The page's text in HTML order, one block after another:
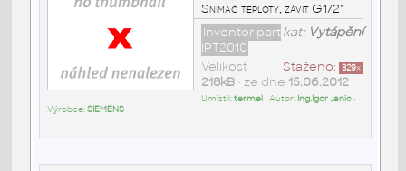
Snímač teploty, závit G1/2"
kat: Vytápění
Inventor part
IPT2010
Staženo: 329x
Velikost
218kB• ze dne 15.06.2012
Umístil:termel • Autor: Ing.Igor Janic•
Výrobce:SIEMENS